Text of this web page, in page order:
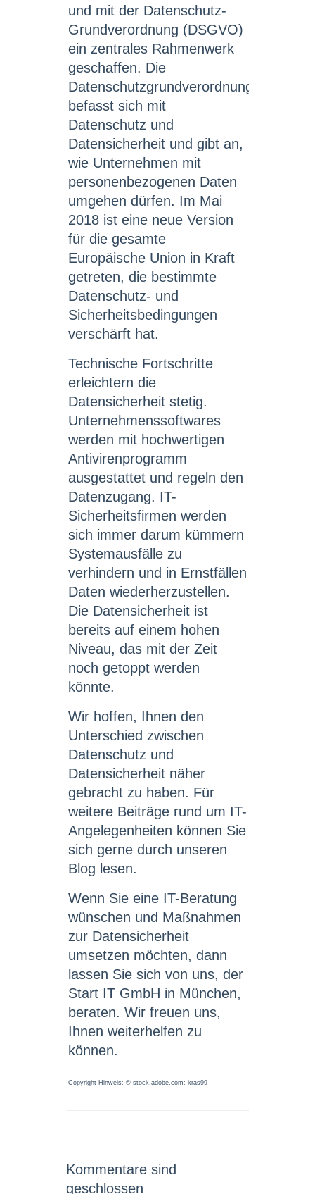
und mit der Datenschutz-
Grundverordnung (DSGVO)
ein zentrales Rahmenwerk
geschaffen. Die
Datenschutzgrundverordnung
befasst sich mit
Datenschutz und
Datensicherheit und gibt an,
wie Unternehmen mit
personenbezogenen Daten
umgehen dürfen. Im Mai
2018 ist eine neue Version
für die gesamte
Europäische Union in Kraft
getreten, die bestimmte
Datenschutz- und
Sicherheitsbedingungen
verschärft hat.
Technische Fortschritte
erleichtern die
Datensicherheit stetig.
Unternehmenssoftwares
werden mit hochwertigen
Antivirenprogramm
ausgestattet und regeln den
Datenzugang. IT-
Sicherheitsfirmen werden
sich immer darum kümmern
Systemausfälle zu
verhindern und in Ernstfällen
Daten wiederherzustellen.
Die Datensicherheit ist
bereits auf einem hohen
Niveau, das mit der Zeit
noch getoppt werden
könnte.
Wir hoffen, Ihnen den
Unterschied zwischen
Datenschutz und
Datensicherheit näher
gebracht zu haben. Für
weitere Beiträge rund um IT-
Angelegenheiten können Sie
sich gerne durch unseren
Blog lesen.
Wenn Sie eine IT-Beratung
wünschen und Maßnahmen
zur Datensicherheit
umsetzen möchten, dann
lassen Sie sich von uns, der
Start IT GmbH in München,
beraten. Wir freuen uns,
Ihnen weiterhelfen zu
können.
Copyright Hinweis: © stock.adobe.com: kras99
Kommentare sind
geschlossen